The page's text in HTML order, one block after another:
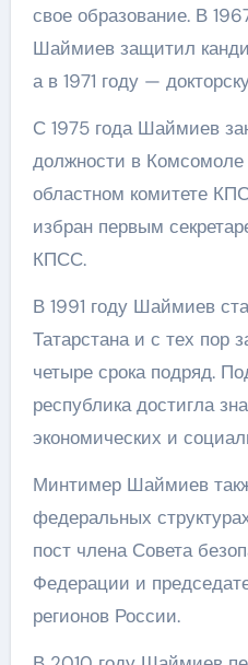
свое образование. В
Шаймиев защитил
а в 1971 году —
С 1975 года Шаймиев
должности в Комсомоле
областном комитете
избран первым
КПСС.
В 1991 году Шаймиев
Татарстана и с тех пор
четыре срока подряд.
республика достигла
экономических и
Минтимер Шаймиев
федеральных
пост члена Совета
Федерации и
регионов России.